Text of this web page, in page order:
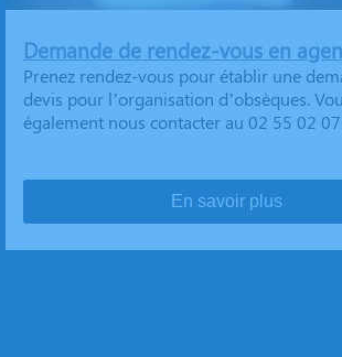
Demande de rendez-vous en
Prenez rendez-vous pour établir une
devis pour l’organisation d’obsèques.
également nous contacter au 02 55 02
En savoir plus